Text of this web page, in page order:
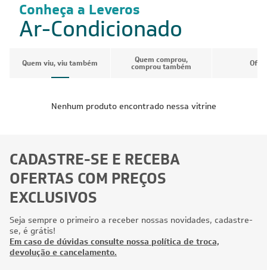
Conheça a Leveros
Ar-Condicionado
Quem viu, viu também Quem comprou,
comprou também
Nenhum produto encontrado nessa vitrine
CADASTRE-SE E RECEBA
OFERTAS COM PREÇOS
EXCLUSIVOS
Seja sempre o primeiro a receber nossas novidades, cadastre-
se, é grátis!
Em caso de dúvidas consulte nossa política de troca,
devolução e cancelamento.